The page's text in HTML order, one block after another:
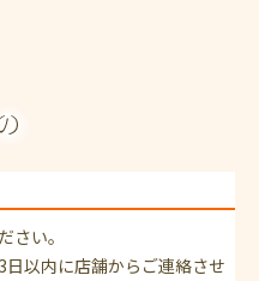
さい。
以内に店舗からご連絡させ